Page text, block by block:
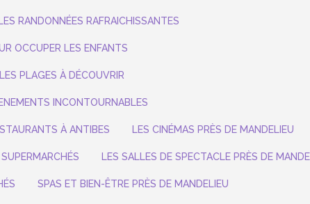
RANDONNÉES RAFRAICHISSANTES
OCCUPER LES ENFANTS
LES PLAGES À DÉCOUVRIR
INCONTOURNABLES
À ANTIBES LES CINÉMAS PRÈS DE MANDELIEU
LES SALLES DE SPECTACLE PRÈS DE
SPAS ET BIEN-ÊTRE PRÈS DE MANDELIEU